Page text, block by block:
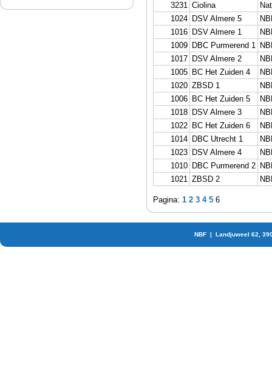
3231 Ciolina
1024 DSV Almere 5
1016 DSV Almere 1
1009 DBC Purmerend 1
1017 DSV Almere 2
1005 BC Het Zuiden 4
1020 ZBSD 1
1006 BC Het Zuiden 5
1018 DSV Almere 3
1022 BC Het Zuiden 6
1014 DBC Utrecht 1
1023 DSV Almere 4
1010 DBC Purmerend 2
1021 ZBSD 2
Pagina: 1 2 3 4 5 6
NBF | Landjuweel 62,